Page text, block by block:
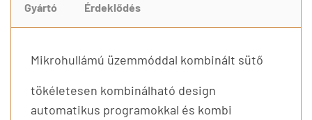
Gyártó Érdeklődés
Mikrohullámú üzemmóddal kombinált sütő
tökéletesen kombinálható design
automatikus programokkal és kombi